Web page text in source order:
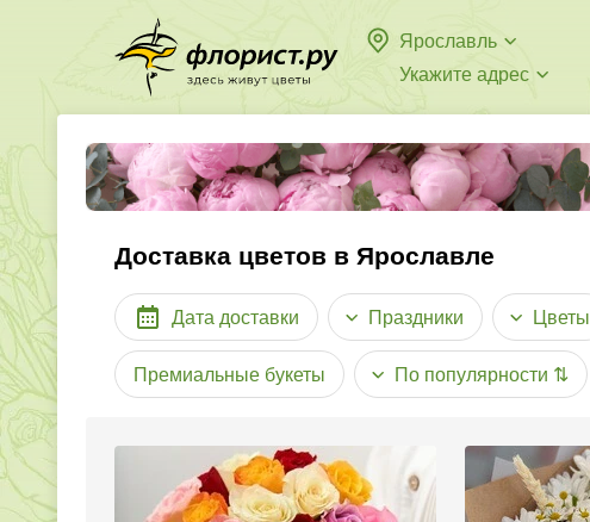
Ярославль
Укажите адрес
Доставка цветов в Ярославле
Дата доставки Праздники Цветы
Премиальные букеты По популярности ⇅